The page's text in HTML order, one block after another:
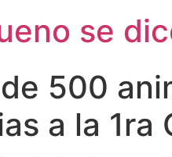
se
500
a la 1ra